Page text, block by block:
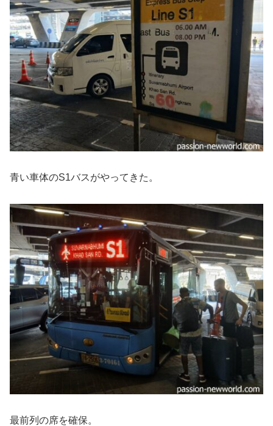
青い車体のS1バスがやってきた。
最前列の席を確保。